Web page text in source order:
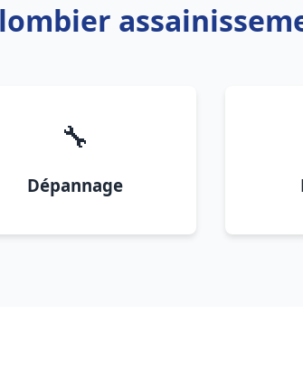
🔧
Dépannage